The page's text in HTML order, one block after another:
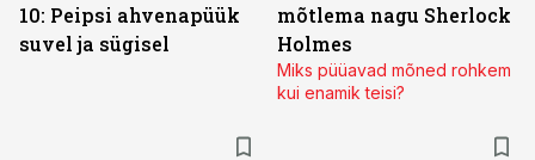
10: Peipsi ahvenapüük
suvel ja sügisel
mõtlema nagu Sherlock
Holmes
Miks püüavad mõned rohkem
kui enamik teisi?